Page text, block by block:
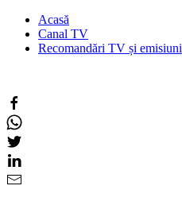
Acasă
Canal TV
Recomandări TV și emisiuni